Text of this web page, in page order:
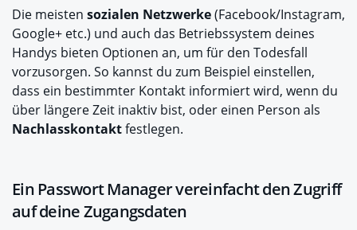
Die meisten sozialen Netzwerke(Facebook/Instagram,
Google+ etc.) und auch das Betriebssystem deines
Handys bieten Optionen an, um für den Todesfall
vorzusorgen. So kannst du zum Beispiel einstellen,
dass ein bestimmter Kontakt informiert wird, wenn du
über längere Zeit inaktiv bist, oder einen Person als
Nachlasskontaktfestlegen.
Ein Passwort Manager vereinfacht den Zugriff
auf deine Zugangsdaten